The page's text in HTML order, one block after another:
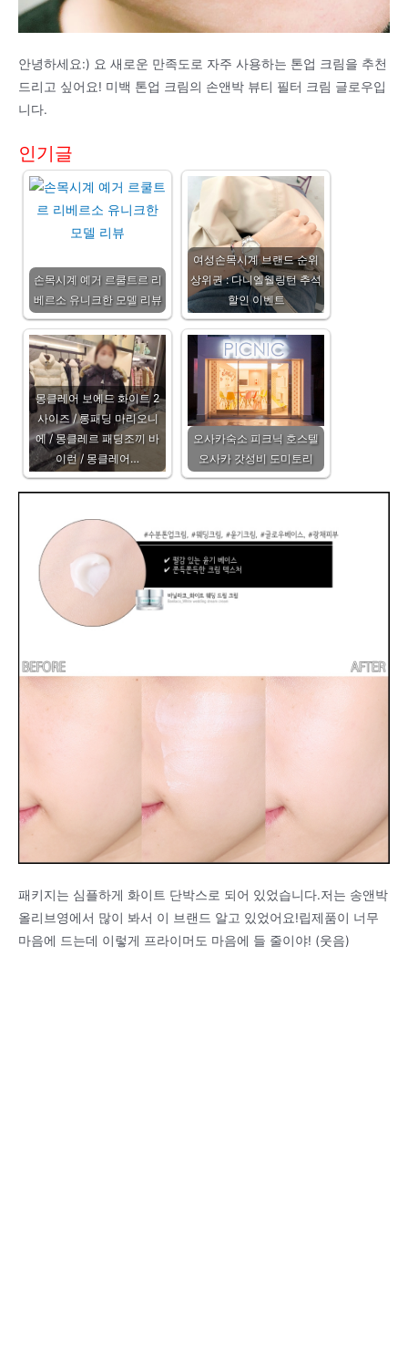
안녕하세요:) 요 새로운 만족도로 자주 사용하는 톤업 크림을 추천
드리고 싶어요! 미백 톤업 크림의 손앤박 뷰티 필터 크림 글로우입
니다.
인기글
손목시계 예거 르쿨트르 리
베르소 유니크한 모델 리뷰
여성손목시계 브랜드 순위
상위권 : 다니엘웰링턴 추석
할인 이벤트
몽클레어 보에드 화이트 2
사이즈 / 롱패딩 마리오니
에 / 몽클레르 패딩조끼 바
이런 / 몽클레어…
오사카숙소 피크닉 호스텔
오사카 갓성비 도미토리
패키지는 심플하게 화이트 단박스로 되어 있었습니다.저는 송앤박
올리브영에서 많이 봐서 이 브랜드 알고 있었어요!립제품이 너무
마음에 드는데 이렇게 프라이머도 마음에 들 줄이야! (웃음)